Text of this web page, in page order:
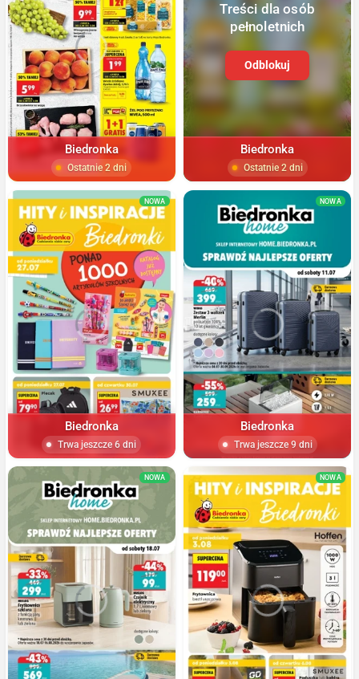
Biedronka
Ostatnie 2 dni
Treści dla osób
pełnoletnich
Odblokuj
Biedronka
Ostatnie 2 dni
NOWA
Biedronka
Trwa jeszcze 6 dni
NOWA
Biedronka
Trwa jeszcze 9 dni
NOWA NOWA